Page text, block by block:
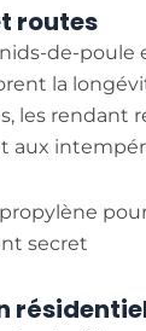
routes
de-poule
la
les rendant
aux